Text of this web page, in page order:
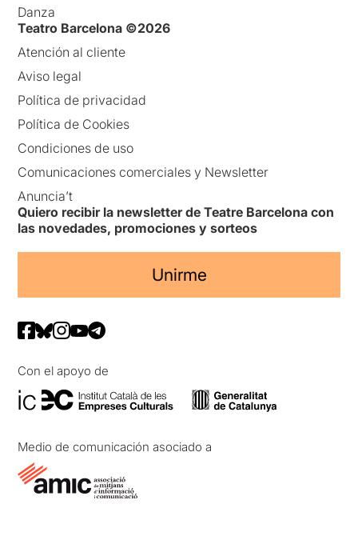
Danza
Teatro Barcelona ©2026
Atención al cliente
Aviso legal
Política de privacidad
Política de Cookies
Condiciones de uso
Comunicaciones comerciales y Newsletter
Anuncia’t
Quiero recibir la newsletter de Teatre Barcelona con
las novedades, promociones y sorteos
Unirme
Con el apoyo de
Medio de comunicación asociado a